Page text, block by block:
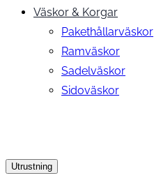
Väskor & Korgar
Pakethållarväskor
Ramväskor
Sadelväskor
Sidoväskor
Utrustning